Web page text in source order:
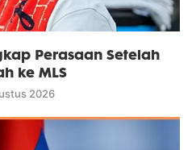
Perasaan Setelah
ke MLS
2026